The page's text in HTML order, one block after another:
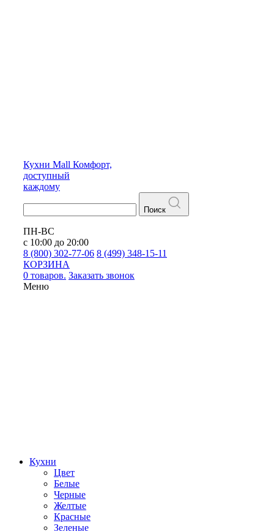
Кухни Mall Комфорт,
доступный
каждому
Поиск
ПН-ВС
с 10:00 до 20:00
8 (800) 302-77-06 8 (499) 348-15-11
КОРЗИНА
0 товаров. Заказать звонок
Меню
Кухни
Цвет
Белые
Черные
Желтые
Красные
Зеленые